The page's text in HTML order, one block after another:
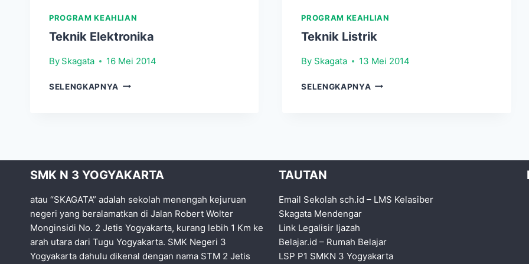
PROGRAM KEAHLIAN
Teknik Elektronika
By Skagata 16 Mei 2014
SELENGKAPNYA TEKNIK
PROGRAM KEAHLIAN
Teknik Listrik
By Skagata 13 Mei 2014
SELENGKAPNYA TEKNIK
SMK N 3 YOGYAKARTA
atau “SKAGATA” adalah sekolah menengah kejuruan
negeri yang beralamatkan di Jalan Robert Wolter
Monginsidi No. 2 Jetis Yogyakarta, kurang lebih 1 Km ke
arah utara dari Tugu Yogyakarta. SMK Negeri 3
Yogyakarta dahulu dikenal dengan nama STM 2 Jetis
TAUTAN
Email Sekolah sch.id – LMS Kelasiber
Skagata Mendengar
Link Legalisir Ijazah
Belajar.id – Rumah Belajar
LSP P1 SMKN 3 Yogyakarta